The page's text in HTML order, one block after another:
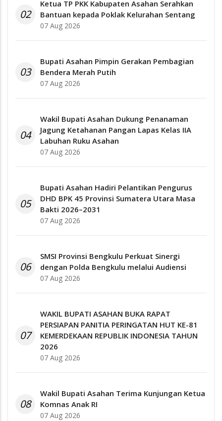
02
Ketua TP PKK Kabupaten Asahan Serahkan
Bantuan kepada Poklak Kelurahan Sentang
07 Aug 2026
03
Bupati Asahan Pimpin Gerakan Pembagian
Bendera Merah Putih
07 Aug 2026
04
Wakil Bupati Asahan Dukung Penanaman
Jagung Ketahanan Pangan Lapas Kelas IIA
Labuhan Ruku Asahan
07 Aug 2026
05
Bupati Asahan Hadiri Pelantikan Pengurus
DHD BPK 45 Provinsi Sumatera Utara Masa
Bakti 2026–2031
07 Aug 2026
06
SMSI Provinsi Bengkulu Perkuat Sinergi
dengan Polda Bengkulu melalui Audiensi
07 Aug 2026
07
WAKIL BUPATI ASAHAN BUKA RAPAT
PERSIAPAN PANITIA PERINGATAN HUT KE-81
KEMERDEKAAN REPUBLIK INDONESIA TAHUN
2026
07 Aug 2026
08
Wakil Bupati Asahan Terima Kunjungan Ketua
Komnas Anak RI
07 Aug 2026